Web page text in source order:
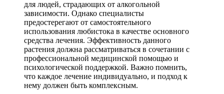
для людей, страдающих от алкогольной
зависимости. Однако специалисты
предостерегают от самостоятельного
использования любистока в качестве основного
средства лечения. Эффективность данного
растения должна рассматриваться в сочетании с
профессиональной медицинской помощью и
психологической поддержкой. Важно помнить,
что каждое лечение индивидуально, и подход к
нему должен быть комплексным.